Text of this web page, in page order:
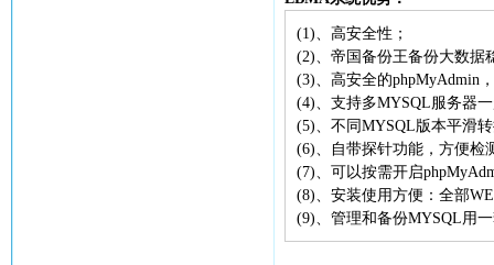
(1)、高安全性；
(2)、帝国备份王备份大数据
(3)、高安全的phpMyAdmin
(4)、支持多MYSQL服务器
(5)、不同MYSQL版本平滑
(6)、自带探针功能，方便检
(7)、可以按需开启
(8)、安装使用方便：全部
(9)、管理和备份MYSQL用